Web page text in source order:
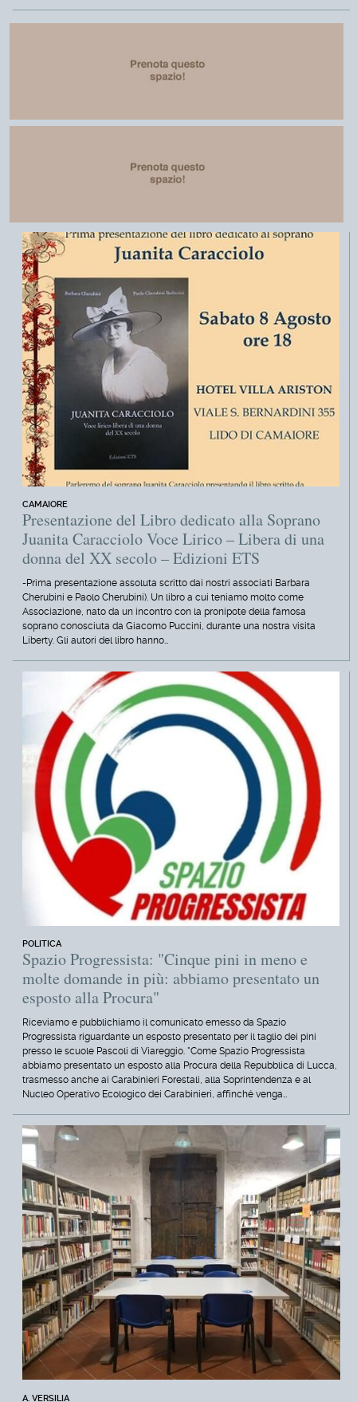
CAMAIORE
Presentazione del Libro dedicato alla Soprano
Juanita Caracciolo Voce Lirico – Libera di una
donna del XX secolo – Edizioni ETS
-Prima presentazione assoluta scritto dai nostri associati Barbara
Cherubini e Paolo Cherubini). Un libro a cui teniamo molto come
Associazione, nato da un incontro con la pronipote della famosa
soprano conosciuta da Giacomo Puccini, durante una nostra visita
Liberty. Gli autori del libro hanno…
POLITICA
Spazio Progressista: "Cinque pini in meno e
molte domande in più: abbiamo presentato un
esposto alla Procura"
Riceviamo e pubblichiamo il comunicato emesso da Spazio
Progressista riguardante un esposto presentato per il taglio dei pini
presso le scuole Pascoli di Viareggio. "Come Spazio Progressista
abbiamo presentato un esposto alla Procura della Repubblica di Lucca,
trasmesso anche ai Carabinieri Forestali, alla Soprintendenza e al
Nucleo Operativo Ecologico dei Carabinieri, affinché venga…
A. VERSILIA